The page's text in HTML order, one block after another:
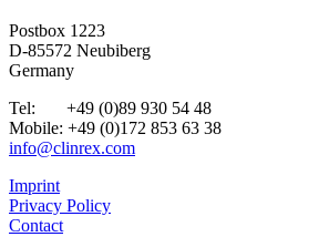
Postbox 1223
D-85572 Neubiberg
Germany
Tel: +49 (0)89 930 54 48
Mobile: +49 (0)172 853 63 38
info@clinrex.com
Imprint
Privacy Policy
Contact